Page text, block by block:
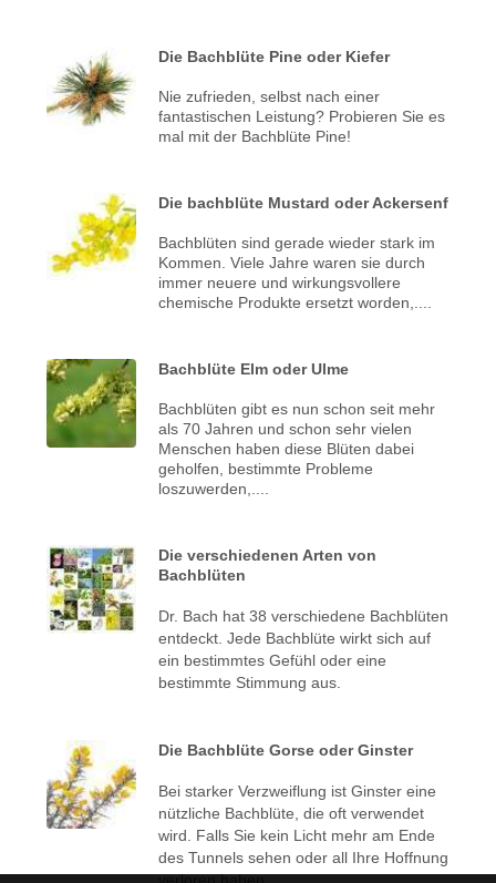
Die Bachblüte Pine oder Kiefer
Nie zufrieden, selbst nach einer
fantastischen Leistung? Probieren Sie es
mal mit der Bachblüte Pine!
Die bachblüte Mustard oder Ackersenf
Bachblüten sind gerade wieder stark im
Kommen. Viele Jahre waren sie durch
immer neuere und wirkungsvollere
chemische Produkte ersetzt worden,....
Bachblüte Elm oder Ulme
Bachblüten gibt es nun schon seit mehr
als 70 Jahren und schon sehr vielen
Menschen haben diese Blüten dabei
geholfen, bestimmte Probleme
loszuwerden,....
Die verschiedenen Arten von
Bachblüten
Dr. Bach hat 38 verschiedene Bachblüten
entdeckt. Jede Bachblüte wirkt sich auf
ein bestimmtes Gefühl oder eine
bestimmte Stimmung aus.
Die Bachblüte Gorse oder Ginster
Bei starker Verzweiflung ist Ginster eine
nützliche Bachblüte, die oft verwendet
wird. Falls Sie kein Licht mehr am Ende
des Tunnels sehen oder all Ihre Hoffnung
verloren haben